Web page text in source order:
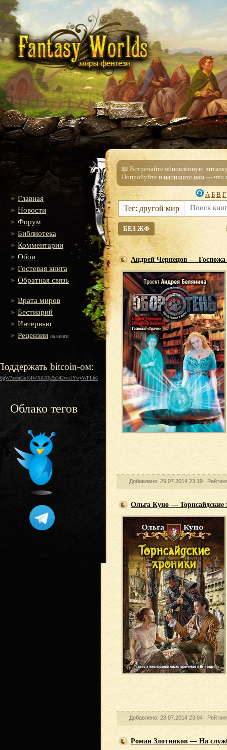
Главная
Новости
Форум
Библиотека
Комментарии
Обои
Гостевая книга
Обратная связь
Врата миров
Бестиарий
Интервью
Рецензии на книги
bitcoin-ом:
Облако тегов
📖 Встречайте обновлённую
Попробуйте и напишите нам — что
А Б В Г
Тег: другой мир
БЕЗ ЖФ
Андрей Чернецов —
Добавлено: 29.07.2014 23:19 |
Ольга Куно — Торнсайдские
Добавлено: 28.07.2014 23:04 |
Роман Злотников — На